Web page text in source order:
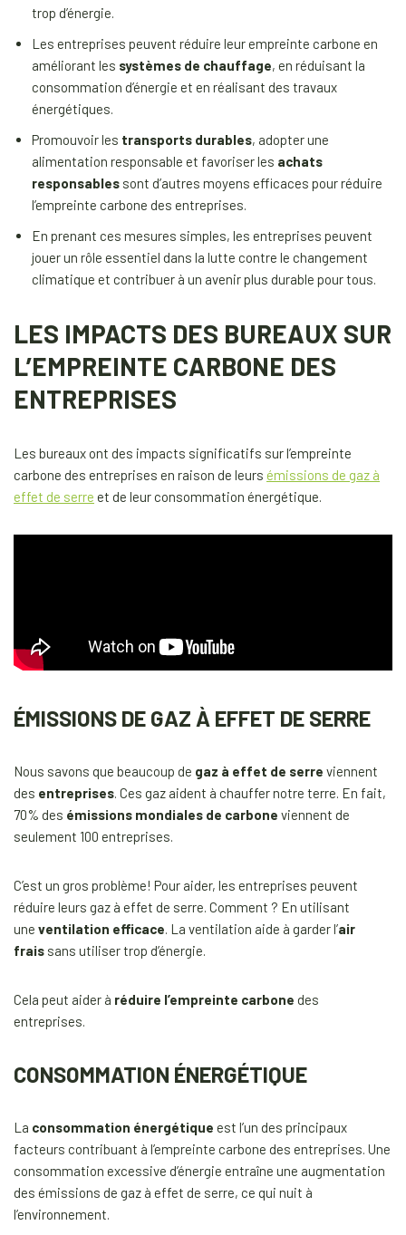
trop d’énergie.
Les entreprises peuvent réduire leur empreinte carbone en
améliorant les systèmes de chauffage, en réduisant la
consommation d’énergie et en réalisant des travaux
énergétiques.
Promouvoir les transports durables, adopter une
alimentation responsable et favoriser les achats
responsables sont d’autres moyens efficaces pour réduire
l’empreinte carbone des entreprises.
En prenant ces mesures simples, les entreprises peuvent
jouer un rôle essentiel dans la lutte contre le changement
climatique et contribuer à un avenir plus durable pour tous.
LES IMPACTS DES BUREAUX SUR
L’EMPREINTE CARBONE DES
ENTREPRISES
Les bureaux ont des impacts significatifs sur l’empreinte
carbone des entreprises en raison de leurs émissions de gaz à
effet de serre et de leur consommation énergétique.
ÉMISSIONS DE GAZ À EFFET DE SERRE
Nous savons que beaucoup de gaz à effet de serre viennent
des entreprises. Ces gaz aident à chauffer notre terre. En fait,
70% des émissions mondiales de carbone viennent de
seulement 100 entreprises.
C’est un gros problème! Pour aider, les entreprises peuvent
réduire leurs gaz à effet de serre. Comment ? En utilisant
une ventilation efficace. La ventilation aide à garder l’air
frais sans utiliser trop d’énergie.
Cela peut aider à réduire l’empreinte carbone des
entreprises.
CONSOMMATION ÉNERGÉTIQUE
La consommation énergétique est l’un des principaux
facteurs contribuant à l’empreinte carbone des entreprises. Une
consommation excessive d’énergie entraîne une augmentation
des émissions de gaz à effet de serre, ce qui nuit à
l’environnement.